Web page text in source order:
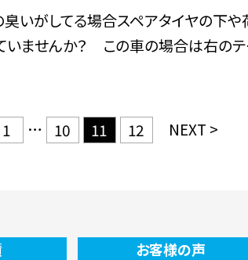
臭いがしてる場合スペアタイヤの下
いませんか？ この車の場合は右の
1 … 10 11 12 NEXT >
お客様の声